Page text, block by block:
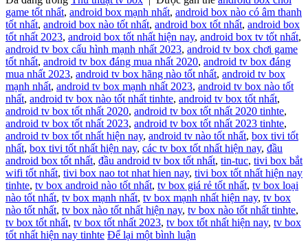
game tốt nhất, android box mạnh nhất, android box nào có âm thanh
tốt nhất, android box nào tốt nhất, android box tốt nhất, android box
tốt nhất 2023, android box tốt nhất hiện nay, android box tv tốt nhất,
android tv box cấu hình mạnh nhất 2023, android tv box chơi game
tốt nhất, android tv box đáng mua nhất 2020, android tv box đáng
mua nhất 2023, android tv box hãng nào tốt nhất, android tv box
mạnh nhất, android tv box mạnh nhất 2023, android tv box nào tốt
nhất, android tv box nào tốt nhất tinhte, android tv box tốt nhất,
android tv box tốt nhất 2020, android tv box tốt nhất 2020 tinhte,
android tv box tốt nhất 2023, android tv box tốt nhất 2023 tinhte,
android tv box tốt nhất hiện nay, android tv nào tốt nhất, box tivi tốt
nhất, box tivi tốt nhất hiện nay, các tv box tốt nhất hiện nay, đầu
android box tốt nhất, đầu android tv box tốt nhất, tin-tuc, tivi box bắt
wifi tốt nhất, tivi box nao tot nhat hien nay, tivi box tốt nhất hiện nay
tinhte, tv box android nào tốt nhất, tv box giá rẻ tốt nhất, tv box loại
nào tốt nhất, tv box mạnh nhất, tv box mạnh nhất hiện nay, tv box
nào tốt nhất, tv box nào tốt nhất hiện nay, tv box nào tốt nhất tinhte,
tv box tốt nhất, tv box tốt nhất 2023, tv box tốt nhất hiện nay, tv box
tốt nhất hiện nay tinhte Để lại một bình luận